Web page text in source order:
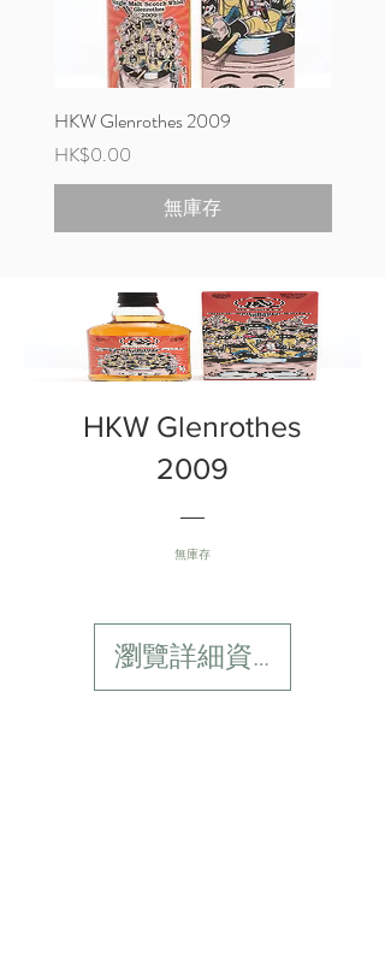
HKW Glenrothes 2009
價格
HK$0.00
無庫存
HKW Glenrothes
2009
無庫存
瀏覽詳細資料